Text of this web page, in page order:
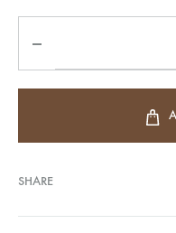
SHARE